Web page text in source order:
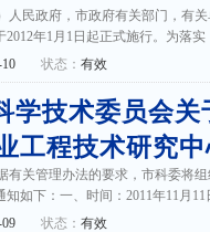
人民政府，市政府有关部门，有
2012年1月1日起正式施行。为落
状态：有效
学技术委员会
工程技术研究
有关管理办法的要求，市科委将
知如下：一、时间：2011年11月
状态：有效